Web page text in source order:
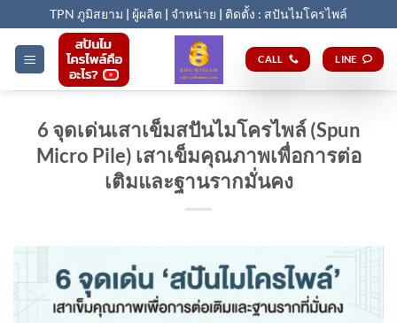
to
content
TPN ภูมิสยาม | ผู้ผลิต | จำหน่าย | ติดตั้ง : สปันไมโครไพล์
CALL LINE
6 จุดเด่นเสาเข็มสปันไมโครไพล์ (Spun
Micro Pile) เสาเข็มคุณภาพเพื่อการต่อ
เติมและฐานรากมั่นคง